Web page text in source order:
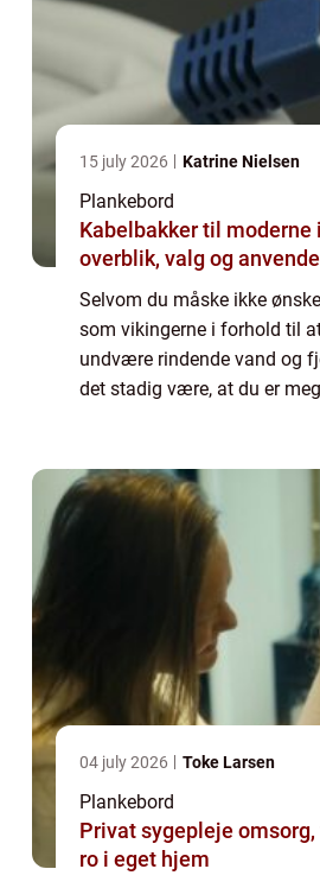
15 july 2026 Katrine Nielsen
Plankebord
Kabelbakker til
overblik, valg og
Selvom du måske ikke
som vikingerne i forhold til
undvære rindende vand og
det stadig være, at du er
04 july 2026 Toke Larsen
Plankebord
Privat sygepleje omsorg, faglighed og
ro i eget hjem